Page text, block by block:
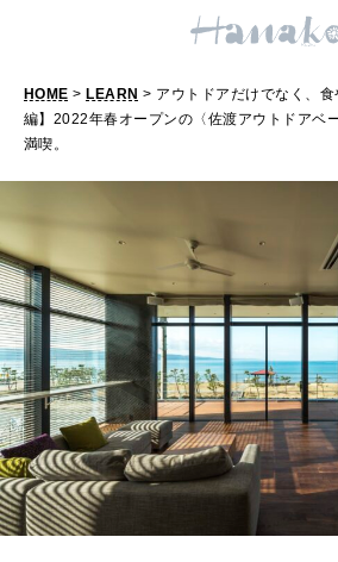
[12星座別] Weekly
[12星座別] Monthly Love
算命学がわかる今月のあ
HEALTH
自分にやさしく
MAMA
わたしができること
HOME > LEARN > アウトドアだけでなく、
編】2022年春オープンの〈佐渡アウトドアベ
満喫。